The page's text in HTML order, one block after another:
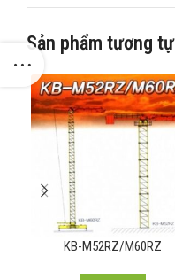
Sản phẩm tương tự
KB-M52RZ/M60RZ